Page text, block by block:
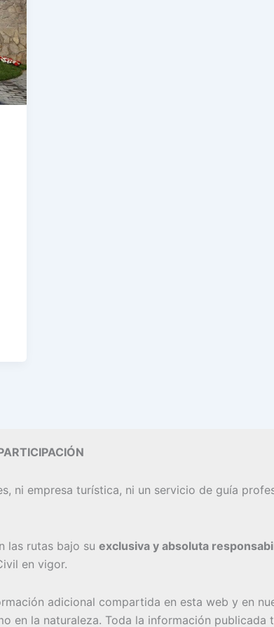
ni empresa turística, ni un servicio de guía
las rutas bajo su exclusiva y absoluta
en vigor.
adicional compartida en esta web y en
en la naturaleza. Toda la información